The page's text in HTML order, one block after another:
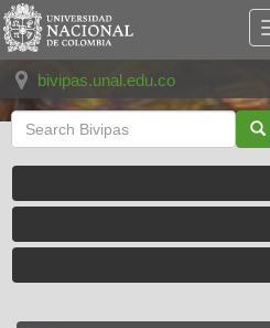
Skip
navigation
bivipas.unal.edu.co